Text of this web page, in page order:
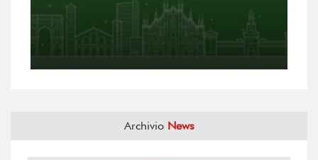
Archivio News